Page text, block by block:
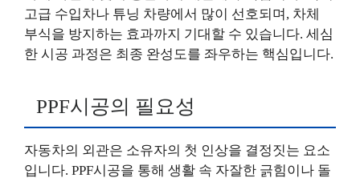
고급 수입차나 튜닝 차량에서 많이 선호되며, 차체
부식을 방지하는 효과까지 기대할 수 있습니다. 세심
한 시공 과정은 최종 완성도를 좌우하는 핵심입니다.
PPF시공의 필요성
자동차의 외관은 소유자의 첫 인상을 결정짓는 요소
입니다. PPF시공을 통해 생활 속 자잘한 긁힘이나 돌